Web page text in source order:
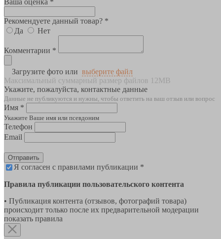
Рекомендуете данный товар? *
Да
Нет
Комментарии *
Загрузите фото или выберите файл
Максимальный суммарный размер файлов 12MB
Укажите, пожалуйста, контактные данные
Данные не публикуются и нужны, чтобы ответить на ваш отзыв или вопрос
Имя *
Укажите Ваше имя или псевдоним
Телефон
Email
Отправить
Я согласен с правилами публикации *
Правила публикации пользовательского контента
• Публикация контента (отзывов, фотографий товара)
происходит только после их предварительной модерации
показать правила